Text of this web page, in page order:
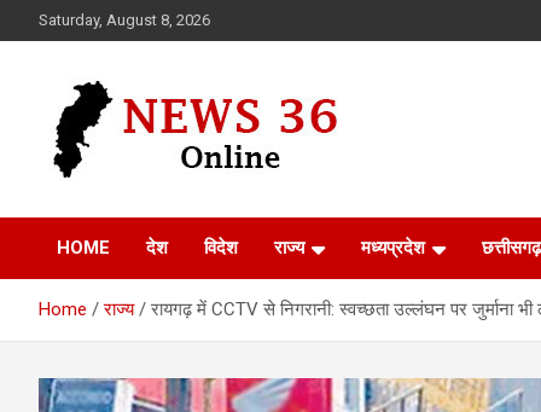
to
Saturday, August 8, 2026
News 36
HOME देश विदेश राज्य मध्यप्रदेश छत्तीसगढ़
Home राज्य रायगढ़ में CCTV से निगरानी: स्वच्छता उल्लंघन पर जुर्माना भी